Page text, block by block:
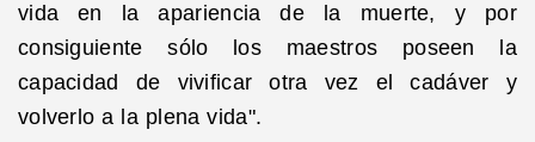
vida en la apariencia de la muerte, y por
consiguiente sólo los maestros poseen la
capacidad de vivificar otra vez el cadáver y
volverlo a la plena vida".